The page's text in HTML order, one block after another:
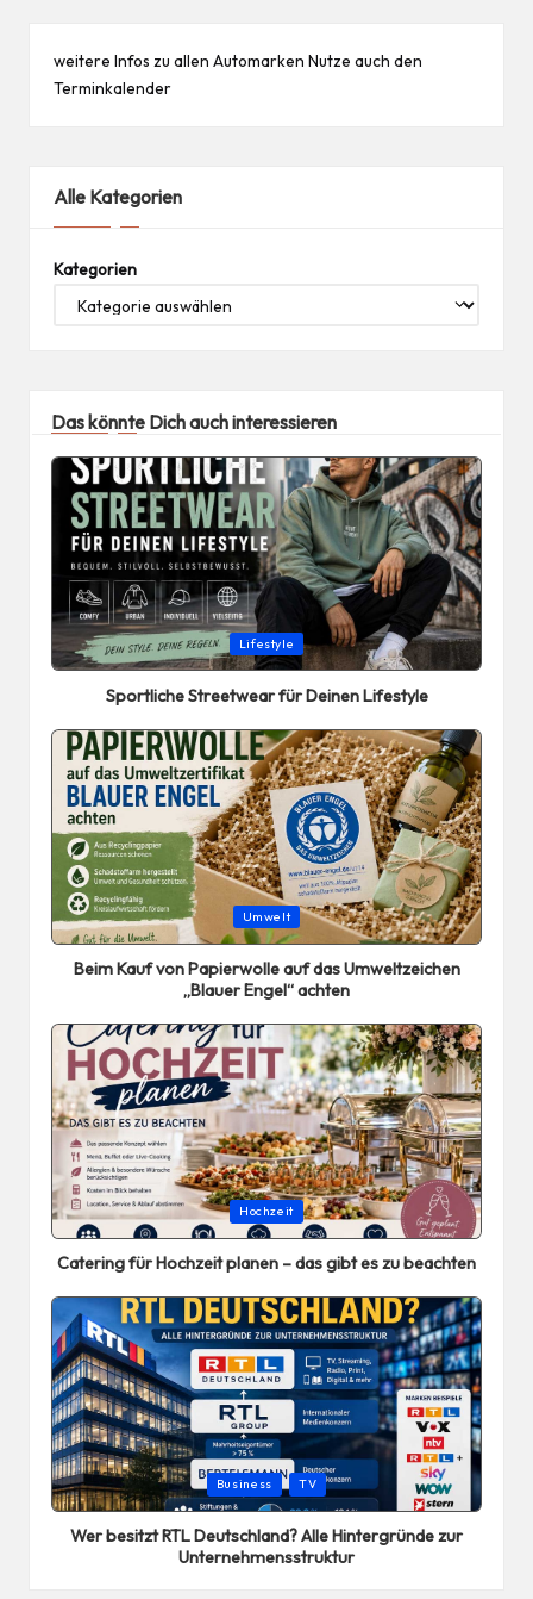
weitere Infos zu allen Automarken Nutze auch den
Terminkalender
Alle Kategorien
Kategorien
Das könnte Dich auch interessieren
Posted
in
Lifestyle
Sportliche Streetwear für Deinen Lifestyle
Posted
in
Umwelt
Beim Kauf von Papierwolle auf das Umweltzeichen
„Blauer Engel“ achten
Posted
in
Hochzeit
Catering für Hochzeit planen – das gibt es zu beachten
Posted
in
Business TV
Wer besitzt RTL Deutschland? Alle Hintergründe zur
Unternehmensstruktur